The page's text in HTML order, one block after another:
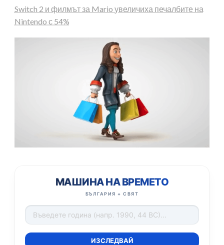
Switch 2 и филмът за Mario увеличиха печалбите на
Nintendo с 54%
МАШИНА НА ВРЕМЕТО
БЪЛГАРИЯ + СВЯТ
ИЗСЛЕДВАЙ